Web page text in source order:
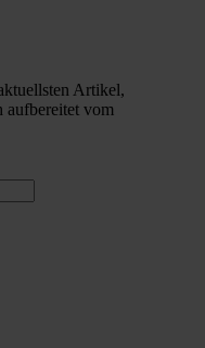
Artikel,
aufbereitet vom